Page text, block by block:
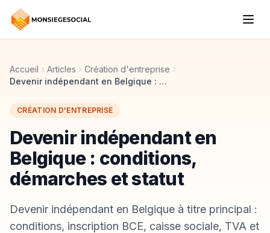
Accueil Articles
Création d'entreprise
Devenir indépendant en Belgique : conditions, démarches et statut
CRÉATION D'ENTREPRISE
Devenir indépendant en
Belgique : conditions,
démarches et statut
Devenir indépendant en Belgique à titre principal :
conditions, inscription BCE, caisse sociale, TVA et